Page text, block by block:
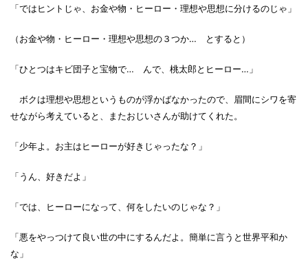
「ではヒントじゃ、お金や物・ヒーロー・理想や思想に分けるのじゃ」
（お金や物・ヒーロー・理想や思想の３つか… とすると）
「ひとつはキビ団子と宝物で… んで、桃太郎とヒーロー…」
ボクは理想や思想というものが浮かばなかったので、眉間にシワを寄
せながら考えていると、またおじいさんが助けてくれた。
「少年よ。お主はヒーローが好きじゃったな？」
「うん、好きだよ」
「では、ヒーローになって、何をしたいのじゃな？」
「悪をやっつけて良い世の中にするんだよ。簡単に言うと世界平和か
な」